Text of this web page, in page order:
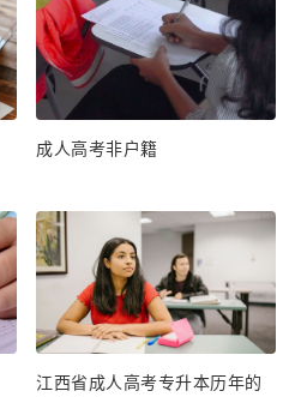
成人高考非户籍
江西省成人高考专升本历年的